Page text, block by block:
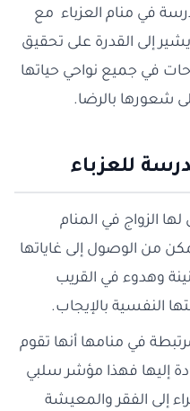
في منام العزباء مع
إلى القدرة على تحقيق
في جميع نواحي حياتها
شعورها بالرضا.
للعزباء
الزواج في المنام
من الوصول إلى غاياتها
وهدوء في القريب
النفسية بالإيجاب.
في منامها أنها تقوم
إليها فهذا مؤشر سلبي
إلى الفقر والمعيشة